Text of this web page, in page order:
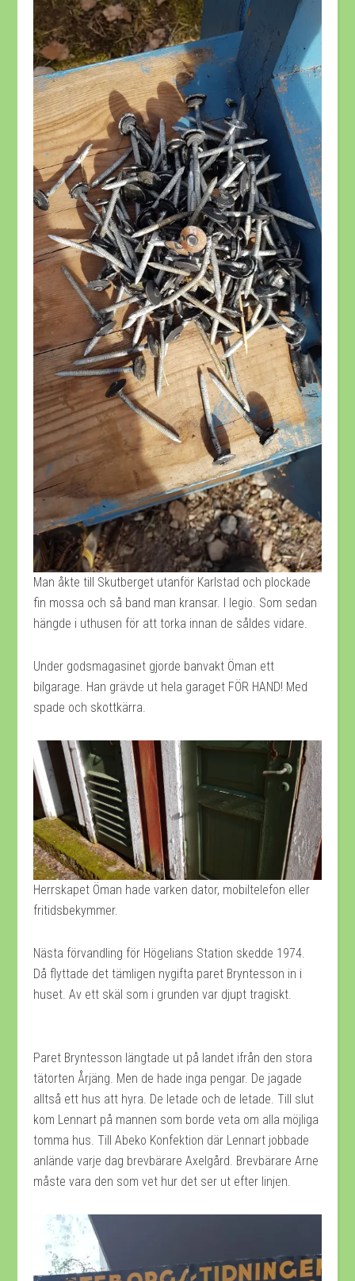
Man åkte till Skutberget utanför Karlstad och plockade
fin mossa och så band man kransar. I legio. Som sedan
hängde i uthusen för att torka innan de såldes vidare.
Under godsmagasinet gjorde banvakt Öman ett
bilgarage. Han grävde ut hela garaget FÖR HAND! Med
spade och skottkärra.
Herrskapet Öman hade varken dator, mobiltelefon eller
fritidsbekymmer.
Nästa förvandling för Högelians Station skedde 1974.
Då flyttade det tämligen nygifta paret Bryntesson in i
huset. Av ett skäl som i grunden var djupt tragiskt.
Paret Bryntesson längtade ut på landet ifrån den stora
tätorten Årjäng. Men de hade inga pengar. De jagade
alltså ett hus att hyra. De letade och de letade. Till slut
kom Lennart på mannen som borde veta om alla möjliga
tomma hus. Till Abeko Konfektion där Lennart jobbade
anlände varje dag brevbärare Axelgård. Brevbärare Arne
måste vara den som vet hur det ser ut efter linjen.